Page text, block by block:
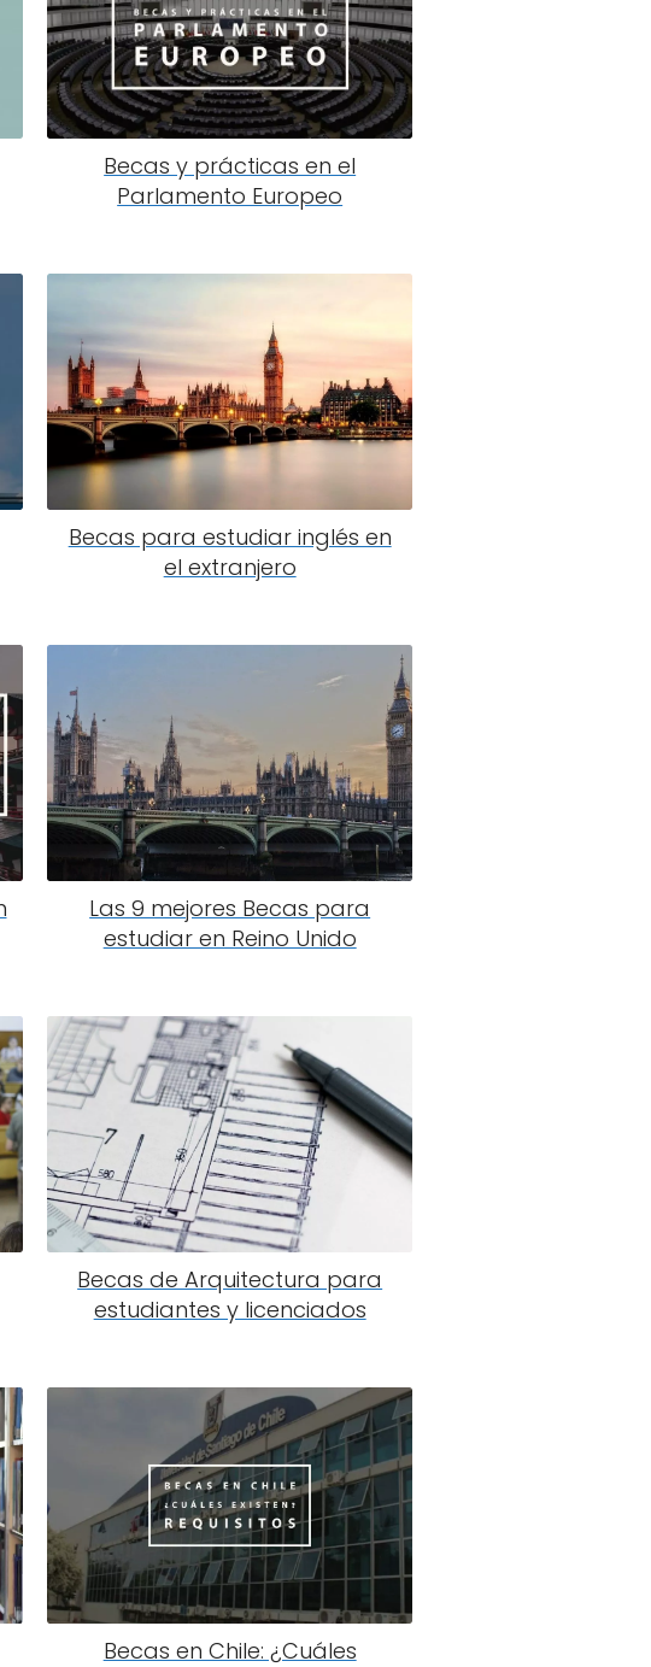
Becas y prácticas en el
Parlamento Europeo
Becas para estudiar inglés en
el extranjero
Las 9 mejores Becas para
estudiar en Reino Unido
Becas de Arquitectura para
estudiantes y licenciados
Becas en Chile: ¿Cuáles